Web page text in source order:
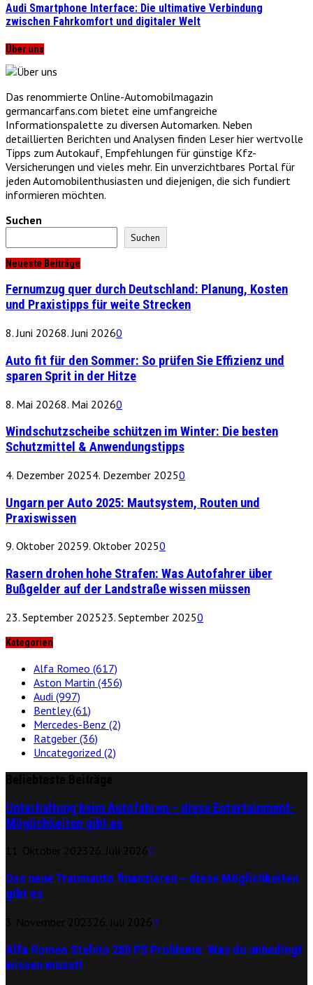
Audi Smartphone Interface: Die ultimative Verbindung
zwischen Fahrkomfort und digitaler Welt
Über uns
Das renommierte Online-Automobilmagazin
germancarfans.com bietet eine umfangreiche
Informationspalette zu diversen Automarken. Neben
detaillierten Berichten und Analysen finden Leser hier wertvolle
Tipps zum Autokauf, Empfehlungen für günstige Kfz-
Versicherungen und vieles mehr. Ein unverzichtbares Portal für
jeden Automobilenthusiasten und diejenigen, die sich fundiert
informieren möchten.
Suchen
Suchen
Neueste Beiträge
Fernumzug quer durch Deutschland: Planung, Kosten
und Praxistipps für weite Strecken
8. Juni 20268. Juni 20260
Auto fit für den Sommer: So prüfen Sie Effizienz und
sparen Sprit in der Hitze
8. Mai 20268. Mai 20260
Windschutzscheibe schützen im Winter: Die besten
Schutzmittel & Anwendungstipps
4. Dezember 20254. Dezember 20250
Ungarn per Auto 2025: Mautsystem, Routen und
Praxiswissen
9. Oktober 20259. Oktober 20250
Rasern drohen hohe Strafen: Was Autofahrer über
Bußgelder auf der Landstraße wissen müssen
23. September 202523. September 20250
Kategorien
Alfa Romeo (617)
Aston Martin (456)
Audi (997)
Bentley(61)
Mercedes-Benz (2)
Ratgeber (36)
Uncategorized (2)
Unterhaltung beim Autofahren – diese Entertainment-
Möglichkeiten gibt es
0
Das neue Traumauto finanzieren – diese Möglichkeiten
gibt es
0
Alfa Romeo Stelvio 280 PS Probleme: Was du unbedingt
wissen musst!